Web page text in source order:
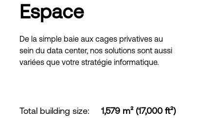
Espace
De la simple baie aux cages privatives au
sein du data center, nos solutions sont aussi
variées que votre stratégie informatique.
Total building size: 1,579 m² (17,000 ft²)